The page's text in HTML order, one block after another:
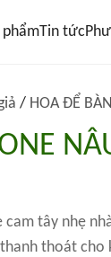
phẩmTin tức
/ HOA ĐỂ
tây nhẹ
thoát cho